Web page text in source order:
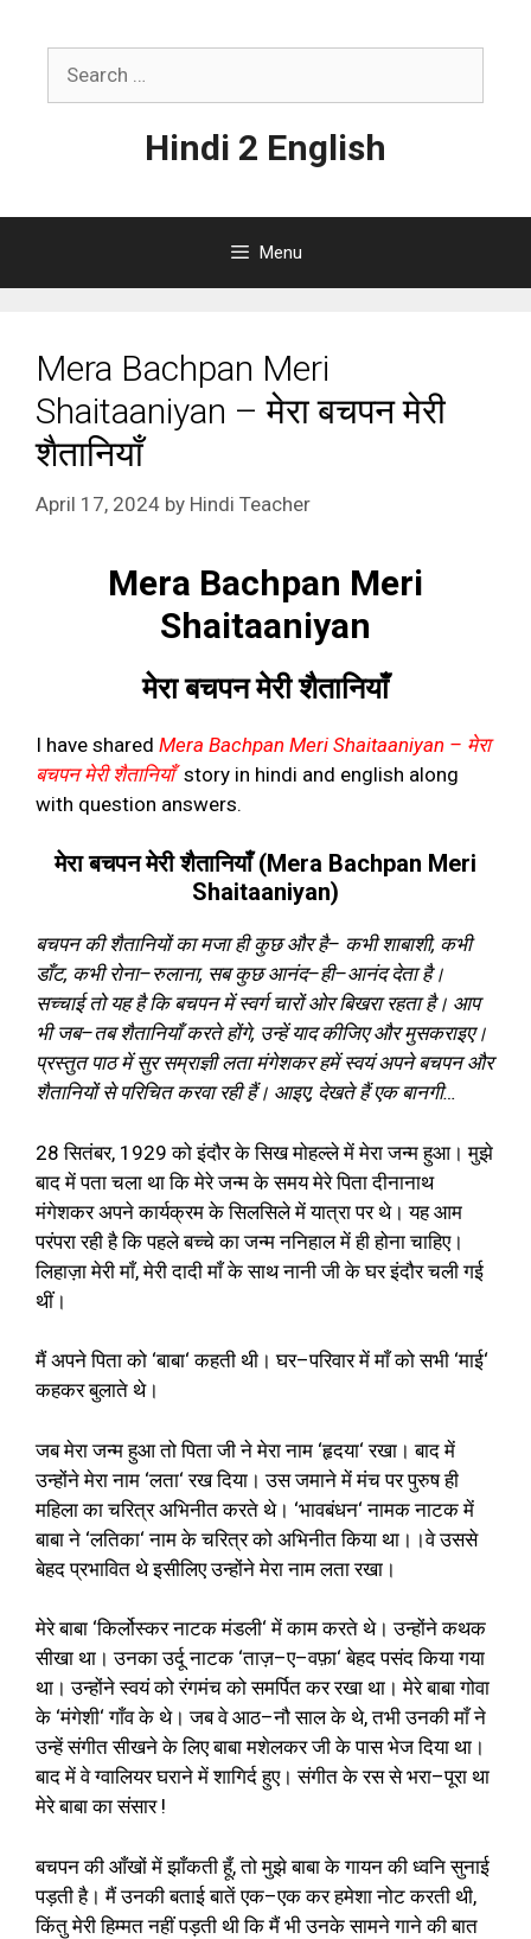
Hindi 2 English
Menu
Mera Bachpan Meri
Shaitaaniyan – मेरा बचपन मेरी
शैतानियाँ
April 17, 2024 by Hindi Teacher
Mera Bachpan Meri
Shaitaaniyan
मेरा बचपन मेरी शैतानियाँ
I have shared Mera Bachpan Meri Shaitaaniyan – मेरा
बचपन मेरी शैतानियाँ story in hindi and english along
with question answers.
मेरा बचपन मेरी शैतानियाँ (Mera Bachpan Meri
Shaitaaniyan)
बचपन की शैतानियों का मजा ही कुछ और है– कभी शाबाशी, कभी
डाँट, कभी रोना–रुलाना, सब कुछ आनंद–ही–आनंद देता है।
सच्चाई तो यह है कि बचपन में स्वर्ग चारों ओर बिखरा रहता है। आप
भी जब–तब शैतानियाँ करते होंगे, उन्हें याद कीजिए और मुसकराइए।
प्रस्तुत पाठ में सुर सम्राज्ञी लता मंगेशकर हमें स्वयं अपने बचपन और
शैतानियों से परिचित करवा रही हैं। आइए, देखते हैं एक बानगी…
28सितंबर, 1929को इंदौर के सिख मोहल्ले में मेरा जन्म हुआ। मुझे
बाद में पता चला था कि मेरे जन्म के समय मेरे पिता दीनानाथ
मंगेशकर अपने कार्यक्रम के सिलसिले में यात्रा पर थे। यह आम
परंपरा रही है कि पहले बच्चे का जन्म ननिहाल में ही होना चाहिए।
लिहाज़ा मेरी माँ,मेरी दादी माँ के साथ नानी जी के घर इंदौर चली गई
थीं।
मैं अपने पिता को ‘बाबा‘कहती थी। घर–परिवार में माँ को सभी ‘माई‘
कहकर बुलाते थे।
जब मेरा जन्म हुआ तो पिता जी ने मेरा नाम ‘हृदया‘रखा। बाद में
उन्होंने मेरा नाम ‘लता‘रख दिया। उस जमाने में मंच पर पुरुष ही
महिला का चरित्र अभिनीत करते थे। ‘भावबंधन‘नामक नाटक में
बाबा ने ‘लतिका‘नाम के चरित्र को अभिनीत किया था।।वे उससे
बेहद प्रभावित थे इसीलिए उन्होंने मेरा नाम लता रखा।
मेरे बाबा ‘किर्लोस्कर नाटक मंडली‘में काम करते थे। उन्होंने कथक
सीखा था। उनका उर्दू नाटक ‘ताज़–ए–वफ़ा‘बेहद पसंद किया गया
था। उन्होंने स्वयं को रंगमंच को समर्पित कर रखा था। मेरे बाबा गोवा
के ‘मंगेशी‘गाँव के थे। जब वे आठ–नौ साल के थे,तभी उनकी माँ ने
उन्हें संगीत सीखने के लिए बाबा मशेलकर जी के पास भेज दिया था।
बाद में वे ग्वालियर घराने में शागिर्द हुए। संगीत के रस से भरा–पूरा था
मेरे बाबा का संसार!
बचपन की आँखों में झाँकती हूँ,तो मुझे बाबा के गायन की ध्वनि सुनाई
पड़ती है। मैं उनकी बताई बातें एक–एक कर हमेशा नोट करती थी,
किंतु मेरी हिम्मत नहीं पड़ती थी कि मैं भी उनके सामने गाने की बात